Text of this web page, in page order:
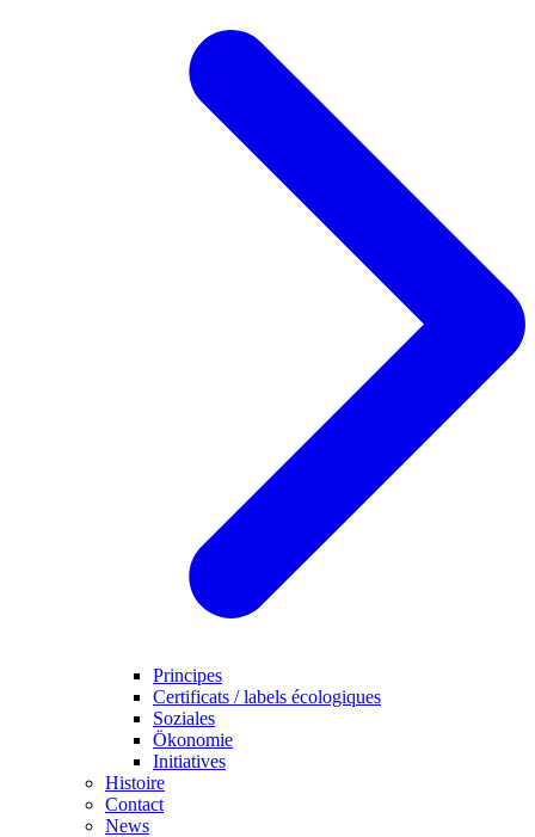
Principes
Certificats / labels écologiques
Soziales
Ökonomie
Initiatives
Histoire
Contact
News